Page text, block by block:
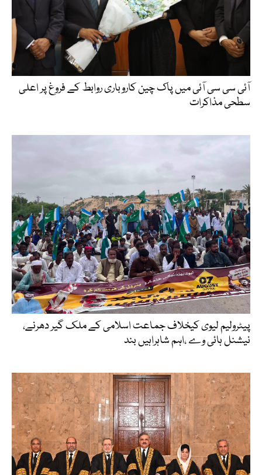
آئی سی سی آئی میں پاک چین کاروباری روابط کے فروغ پر اعلی
سطحی مذاکرات
پیٹرولیم لیوی کیخلاف جماعت اسلامی کے ملک گیر دھرنے،
نیشنل ہائی وے ،اہم شاہراہیں بند